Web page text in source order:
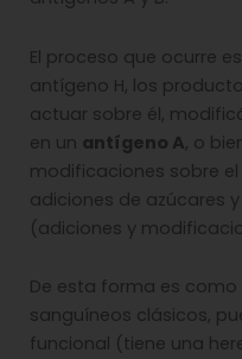
El proceso que ocurre
antígeno H, los
actuar sobre él,
en un antígeno A, o
modificaciones sobre
adiciones de azúcares
(adiciones y
De esta forma es como
sanguíneos clásicos,
funcional (tiene una